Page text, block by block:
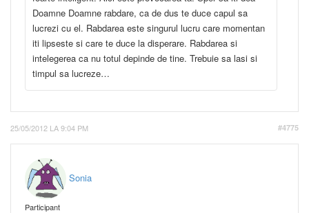
Doamne Doamne rabdare, ca de dus te duce capul sa
lucrezi cu el. Rabdarea este singurul lucru care momentan
iti lipseste si care te duce la disperare. Rabdarea si
intelegerea ca nu totul depinde de tine. Trebuie sa lasi si
timpul sa lucreze…
25/05/2012 LA 9:04 PM #4775
Sonia
Participant